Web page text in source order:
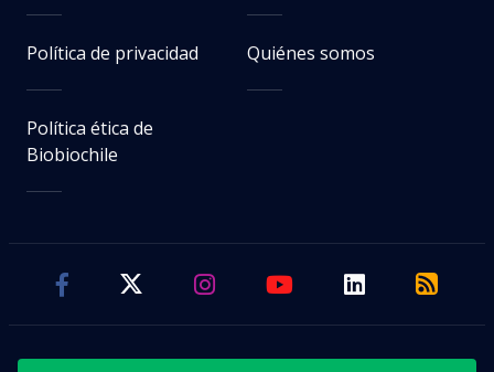
Política de privacidad Quiénes somos
Política ética de
Biobiochile